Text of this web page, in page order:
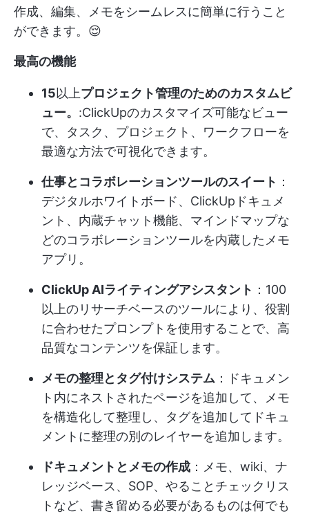
作成、編集、メモをシームレスに簡単に行うこと
ができます。😌
最高の機能
15以上プロジェクト管理のためのカスタムビ
ュー。 :ClickUpのカスタマイズ可能なビュー
で、タスク、プロジェクト、ワークフローを
最適な方法で可視化できます。
仕事とコラボレーションツールのスイート ：
デジタルホワイトボード、ClickUpドキュメ
ント、内蔵チャット機能、マインドマップな
どのコラボレーションツールを内蔵したメモ
アプリ。
ClickUp AIライティングアシスタント ：100
以上のリサーチベースのツールにより、役割
に合わせたプロンプトを使用することで、高
品質なコンテンツを保証します。
メモの整理とタグ付けシステム ：ドキュメン
ト内にネストされたページを追加して、メモ
を構造化して整理し、タグを追加してドキュ
メントに整理の別のレイヤーを追加します。
ドキュメントとメモの作成 ：メモ、wiki、ナ
レッジベース、SOP、やることチェックリス
トなど、書き留める必要があるものは何でも